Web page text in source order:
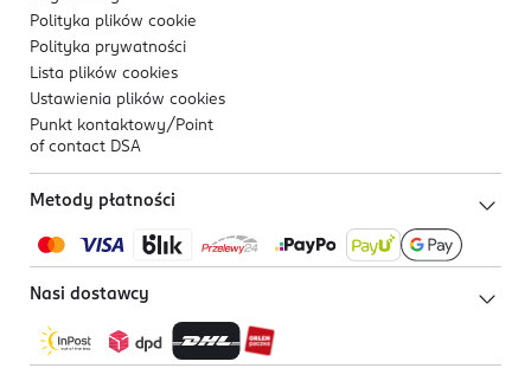
Polityka plików cookie
Polityka prywatności
Lista plików cookies
Ustawienia plików cookies
Punkt kontaktowy/ Point
of contact DSA
Metody płatności
Nasi dostawcy